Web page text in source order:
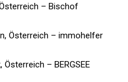
– Bischof
Österreich – immohelfer
– BERGSEE